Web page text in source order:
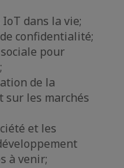
dans la vie;
confidentialité;
pour
de la
sur les marchés
et les
à venir;